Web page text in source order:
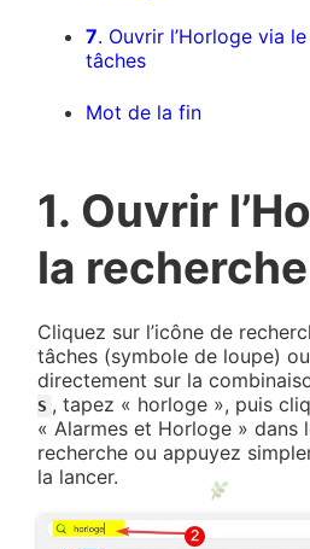
7. Ouvrir l’Horloge via
tâches
Mot de la fin
1. Ouvrir
la recherche
Cliquez sur l’icône de
tâches (symbole de loupe)
directement sur la
S , tapez « horloge », puis
« Alarmes et Horloge » dans
recherche ou appuyez
la lancer.